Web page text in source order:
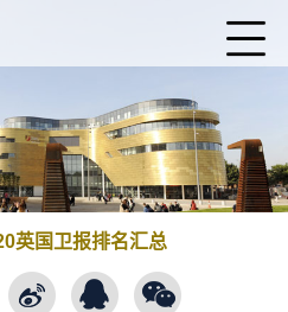
英国卫报排名汇总